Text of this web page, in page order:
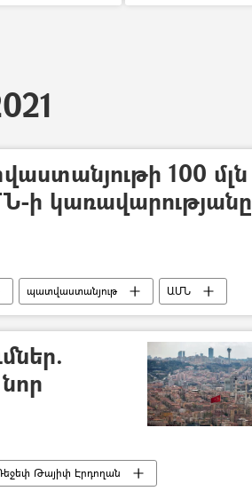
100 մլն
ի կառավարությանը
պատվաստանյութ ԱՄՆ
Թայիփ Էրդողան